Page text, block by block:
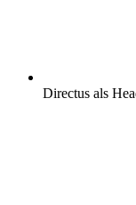
Directus als